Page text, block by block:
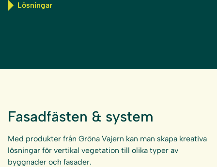
Lösningar
Fasadfästen & system
Med produkter från Gröna Vajern kan man skapa kreativa
lösningar för vertikal vegetation till olika typer av
byggnader och fasader.